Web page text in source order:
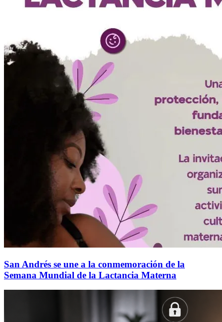
San Andrés se une a la conmemoración de la
Semana Mundial de la Lactancia Materna